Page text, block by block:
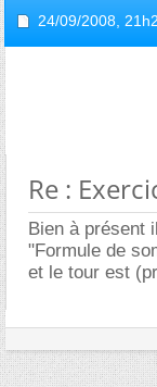
24/09/2008,
Re :
Bien à présent
"Formule de
et le tour est